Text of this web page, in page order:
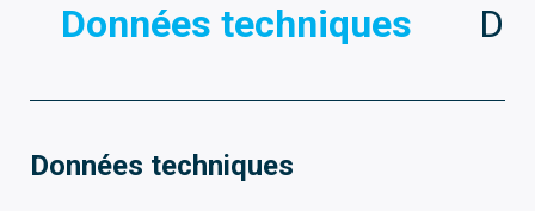
Données techniques
Données techniques